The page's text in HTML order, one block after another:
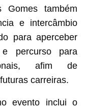
Gomes também
e intercâmbio
para aperceber
e percurso para
afim de
carreiras.
evento inclui o